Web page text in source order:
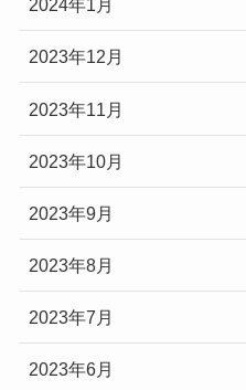
2024年1月
2023年12月
2023年11月
2023年10月
2023年9月
2023年8月
2023年7月
2023年6月